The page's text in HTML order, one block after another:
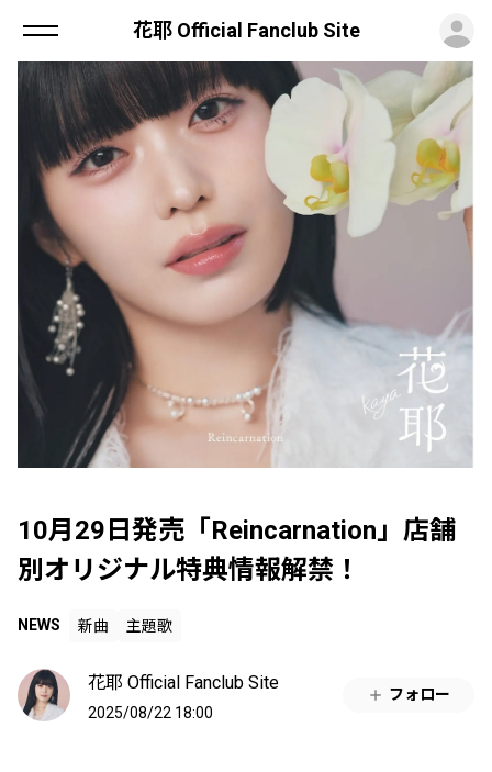
花耶 Official Fanclub Site
10月29日発売「Reincarnation」店舗
別オリジナル特典情報解禁！
NEWS 新曲 主題歌
花耶 Official Fanclub Site
2025/08/22 18:00
フォロー